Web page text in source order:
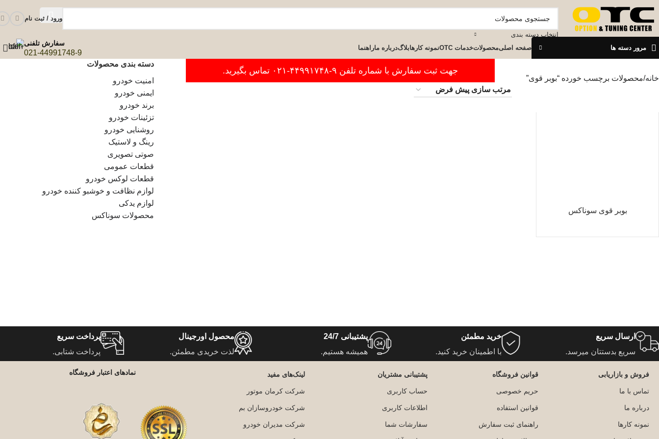
انتخاب دسته بندی
ورود / ثبت نام
مرور دسته ها صفحه اصلیمحصولاتخدمات OTC نمونه کارهابلاگدرباره ماراهنما
سفارش تلفنی
021-44991748-9
خانه محصولات برچسب خورده “بوبر قوی”
جهت ثبت سفارش با شماره تلفن ۹-۴۴۹۹۱۷۴۸-۰۲۱ تماس بگیرید.
بوبر قوی سوناکس
دسته بندی محصولات
امنیت خودرو
ایمنی خودرو
برند خودرو
تزئینات خودرو
روشنایی خودرو
رینگ و لاستیک
صوتی تصویری
قطعات عمومی
قطعات لوکس خودرو
لوازم نظافت و خوشبو کننده خودرو
لوازم یدکی
محصولات سوناکس
ارسال سریع
سریع بدستتان میرسد.
خرید مطمئن
با اطمینان خرید کنید.
پشتیبانی 24/7
همیشه هستیم.
محصول اورجینال
لذت خریدی مطمئن.
پرداخت سریع
پرداخت شتابی.
فروش و بازاریابی
تماس با ما
درباره ما
نمونه کارها
قوانین فروشگاه
حریم خصوصی
قوانین استفاده
راهنمای ثبت سفارش
پشتیبانی مشتریان
حساب کاربری
اطلاعات کاربری
سفارشات شما
لینک‌های مفید
شرکت کرمان موتور
شرکت خودروسازان بم
شرکت مدیران خودرو
نمادهای اعتبار فروشگاه